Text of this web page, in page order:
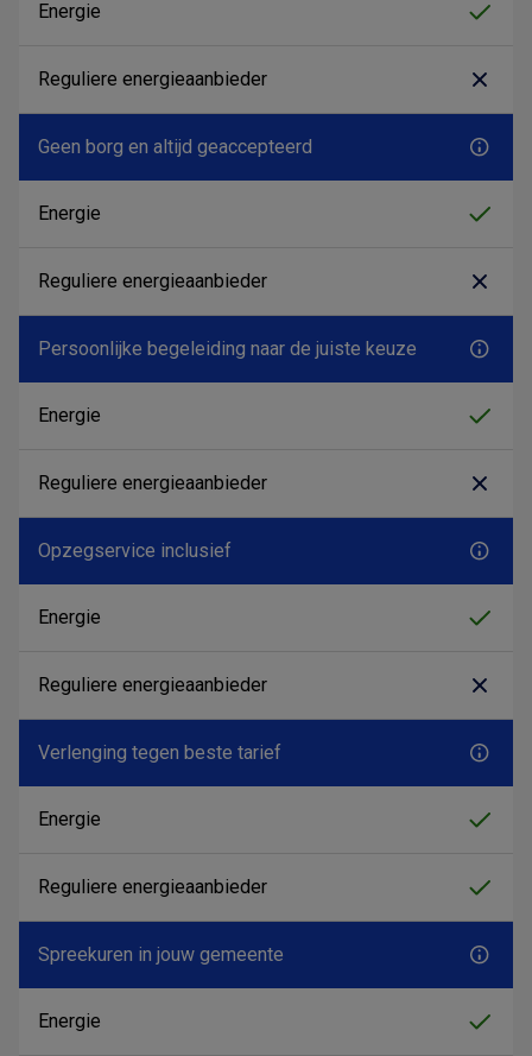
Geen borg en altijd geaccepteerd
Persoonlijke begeleiding naar de juiste keuze
Opzegservice inclusief
Verlenging tegen beste tarief
Spreekuren in jouw gemeente